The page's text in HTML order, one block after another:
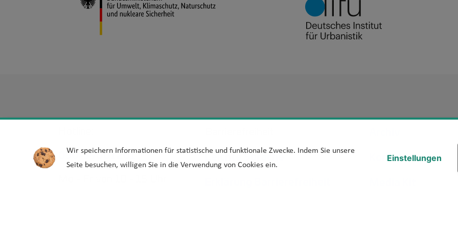
030-39001201
Leichte Sprache
Kontakt
Wir speichern Informationen für statistische und funktionale Zwecke. Indem Sie unsere
Seite besuchen, willigen Sie in die Verwendung von Cookies ein.
Einstellungen